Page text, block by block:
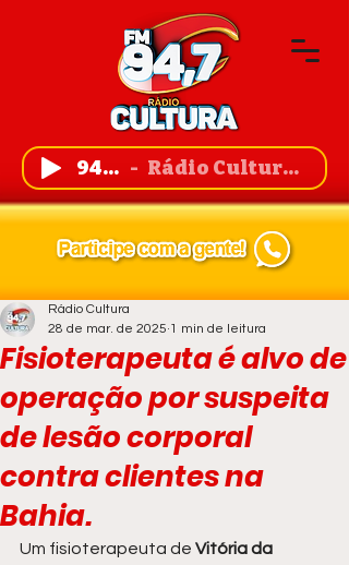
94,7 FM Rádio Cultura de Guanambi
Fisioterapeuta é alvo de
operação por suspeita
de lesão corporal
contra clientes na
Bahia.
Rádio Cultura
28 de mar. de 2025 1 min de leitura
Um fisioterapeuta de Vitória da